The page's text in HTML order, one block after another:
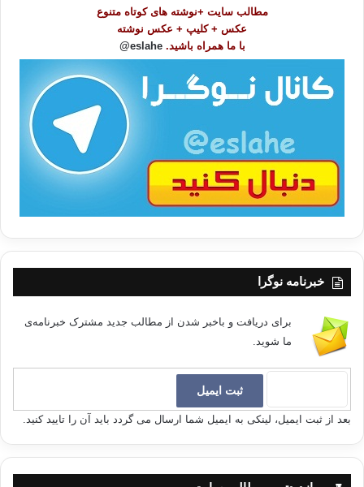
مطالب سایت +نوشته های کوتاه متنوع
عکس + کلیپ + عکس نوشته
با ما همراه باشید. eslahe@
خبرنامه نوگرا
برای دریافت و باخبر شدن از مطالب جدید مشترک خبرنامه‌ی
ما شوید.
بعد از ثبت ایمیل، لینکی به ایمیل شما ارسال می گردد باید آن را تایید کنید.